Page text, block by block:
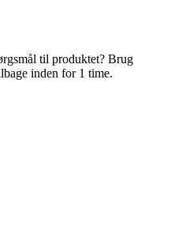
til produktet? Brug
inden for 1 time.